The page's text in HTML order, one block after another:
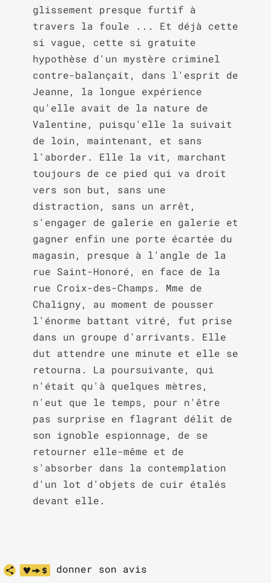
glissement presque furtif à
travers la foule ... Et déjà cette
si vague, cette si gratuite
hypothèse d'un mystère criminel
contre-balançait, dans l'esprit de
Jeanne, la longue expérience
qu'elle avait de la nature de
Valentine, puisqu'elle la suivait
de loin, maintenant, et sans
l'aborder. Elle la vit, marchant
toujours de ce pied qui va droit
vers son but, sans une
distraction, sans un arrêt,
s'engager de galerie en galerie et
gagner enfin une porte écartée du
magasin, presque à l'angle de la
rue Saint-Honoré, en face de la
rue Croix-des-Champs. Mme de
Chaligny, au moment de pousser
l'énorme battant vitré, fut prise
dans un groupe d'arrivants. Elle
dut attendre une minute et elle se
retourna. La poursuivante, qui
n'était qu'à quelques mètres,
n'eut que le temps, pour n'être
pas surprise en flagrant délit de
son ignoble espionnage, de se
retourner elle-même et de
s'absorber dans la contemplation
d'un lot d'objets de cuir étalés
devant elle.
donner son avis